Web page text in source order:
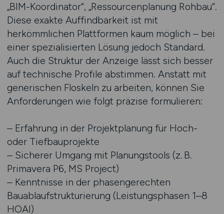
„BIM-Koordinator“, „Ressourcenplanung Rohbau“.
Diese exakte Auffindbarkeit ist mit
herkömmlichen Plattformen kaum möglich – bei
einer spezialisierten Lösung jedoch Standard.
Auch die Struktur der Anzeige lässt sich besser
auf technische Profile abstimmen. Anstatt mit
generischen Floskeln zu arbeiten, können Sie
Anforderungen wie folgt präzise formulieren:
– Erfahrung in der Projektplanung für Hoch-
oder Tiefbauprojekte
– Sicherer Umgang mit Planungstools (z. B.
Primavera P6, MS Project)
– Kenntnisse in der phasengerechten
Bauablaufstrukturierung (Leistungsphasen 1–8
HOAI)